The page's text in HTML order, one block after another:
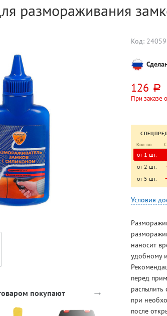
размораживания
покупают →
Код:
126 руб.
При заказе
Кол-во
от 1 шт.
от 2 шт.
от 5 шт.
Условия
наносит
удобному
перед
распылить
при
после